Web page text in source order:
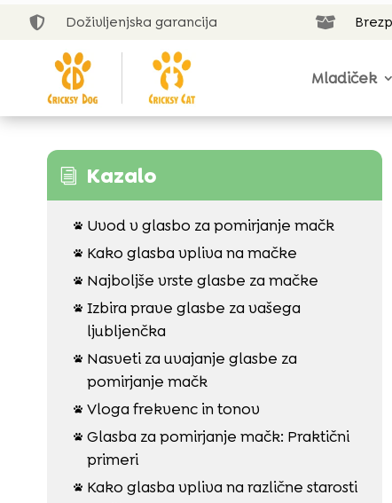
 Doživljenjska garancija 
Mladiček
i Kazalo
 Uvod v glasbo za pomirjanje mačk
 Kako glasba vpliva na mačke
 Najboljše vrste glasbe za mačke
 Izbira prave glasbe za vašega
ljubljenčka

Nasveti za uvajanje glasbe za
pomirjanje mačk
 Vloga frekvenc in tonov
 Glasba za pomirjanje mačk: Praktični
primeri

Kako glasba vpliva na različne starosti